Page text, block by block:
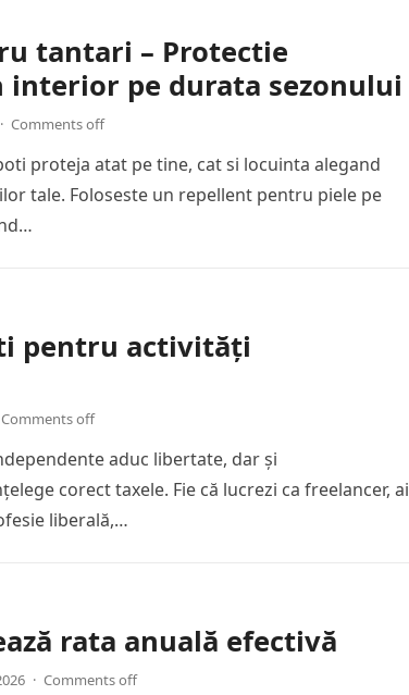
tantari – Protectie
interior pe durata sezonului
· Comments off
proteja atat pe tine, cat si locuinta alegand
tale. Foloseste un repellent pentru piele pe
pentru activități
Comments off
aduc libertate, dar și
corect taxele. Fie că lucrezi ca freelancer, ai
liberală,…
rata anuală efectivă
· Comments off